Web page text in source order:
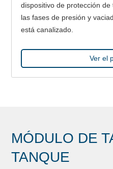
dispositivo de protección
las fases de presión y
está canalizado.
Ver el
MÓDULO DE
TANQUE